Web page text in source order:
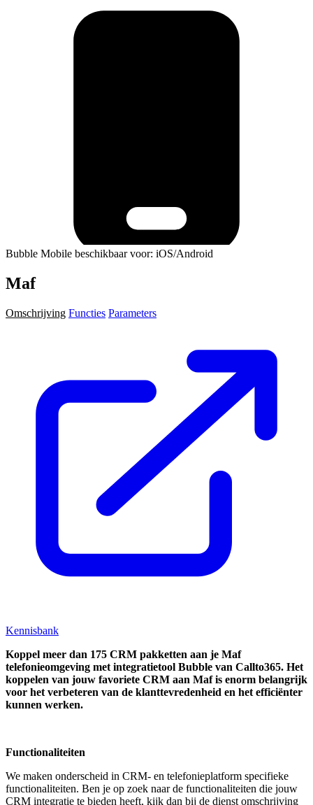
Bubble Mobile beschikbaar voor: iOS/Android
Maf
Omschrijving Functies Parameters
Kennisbank
Koppel meer dan 175 CRM pakketten aan je Maf
telefonieomgeving met integratietool Bubble van Callto365. Het
koppelen van jouw favoriete CRM aan Mafis enorm belangrijk
voor het verbeteren van de klanttevredenheid en het efficiënter
kunnen werken.
Functionaliteiten
We maken onderscheid in CRM- en telefonieplatform specifieke
functionaliteiten. Ben je op zoek naar de functionaliteiten die jouw
CRM integratie te bieden heeft, kijk dan bij de dienst omschrijving